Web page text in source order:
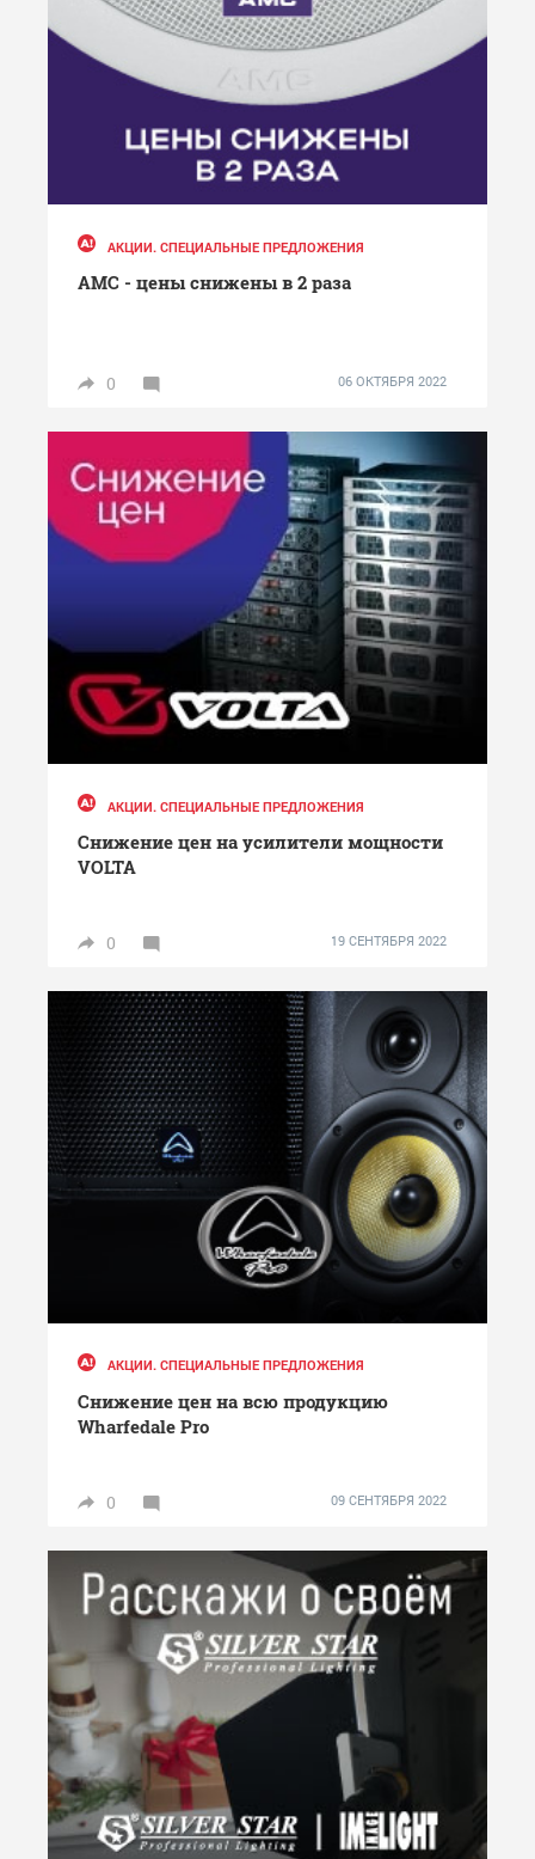
АКЦИИ. СПЕЦИАЛЬНЫЕ ПРЕДЛОЖЕНИЯ
АМС - цены снижены в 2 раза
0 06 ОКТЯБРЯ 2022
АКЦИИ. СПЕЦИАЛЬНЫЕ ПРЕДЛОЖЕНИЯ
Снижение цен на усилители мощности
VOLTA
0 19 СЕНТЯБРЯ 2022
АКЦИИ. СПЕЦИАЛЬНЫЕ ПРЕДЛОЖЕНИЯ
Снижение цен на всю продукцию
Wharfedale Pro
0 09 СЕНТЯБРЯ 2022